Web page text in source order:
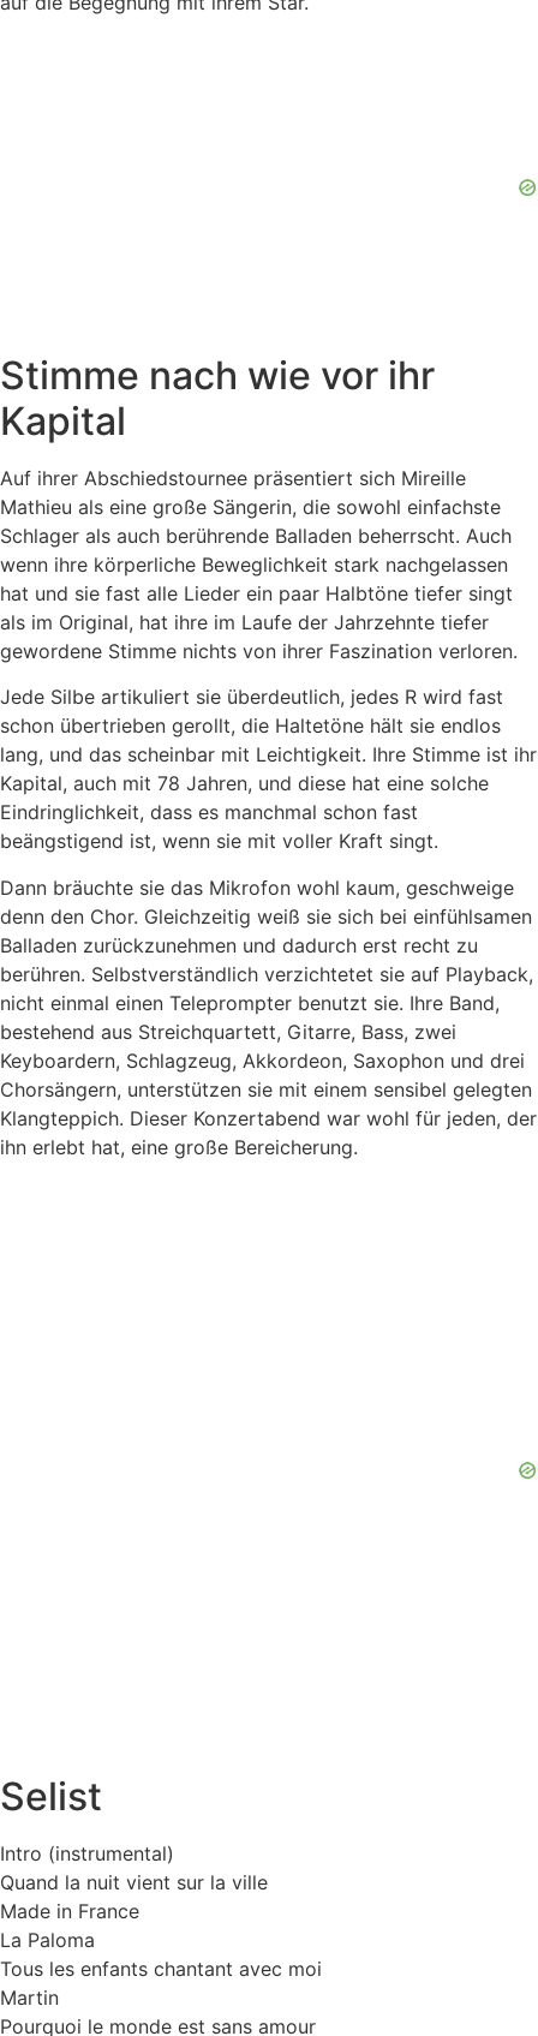
Stimme nach wie vor ihr
Kapital
Auf ihrer Abschiedstournee präsentiert sich Mireille
Mathieu als eine große Sängerin, die sowohl einfachste
Schlager als auch berührende Balladen beherrscht. Auch
wenn ihre körperliche Beweglichkeit stark nachgelassen
hat und sie fast alle Lieder ein paar Halbtöne tiefer singt
als im Original, hat ihre im Laufe der Jahrzehnte tiefer
gewordene Stimme nichts von ihrer Faszination verloren.
Jede Silbe artikuliert sie überdeutlich, jedes R wird fast
schon übertrieben gerollt, die Haltetöne hält sie endlos
lang, und das scheinbar mit Leichtigkeit. Ihre Stimme ist ihr
Kapital, auch mit 78 Jahren, und diese hat eine solche
Eindringlichkeit, dass es manchmal schon fast
beängstigend ist, wenn sie mit voller Kraft singt.
Dann bräuchte sie das Mikrofon wohl kaum, geschweige
denn den Chor. Gleichzeitig weiß sie sich bei einfühlsamen
Balladen zurückzunehmen und dadurch erst recht zu
berühren. Selbstverständlich verzichtetet sie auf Playback,
nicht einmal einen Teleprompter benutzt sie. Ihre Band,
bestehend aus Streichquartett, Gitarre, Bass, zwei
Keyboardern, Schlagzeug, Akkordeon, Saxophon und drei
Chorsängern, unterstützen sie mit einem sensibel gelegten
Klangteppich. Dieser Konzertabend war wohl für jeden, der
ihn erlebt hat, eine große Bereicherung.
Selist
Intro (instrumental)
Quand la nuit vient sur la ville
Made in France
La Paloma
Tous les enfants chantant avec moi
Martin
Pourquoi le monde est sans amour